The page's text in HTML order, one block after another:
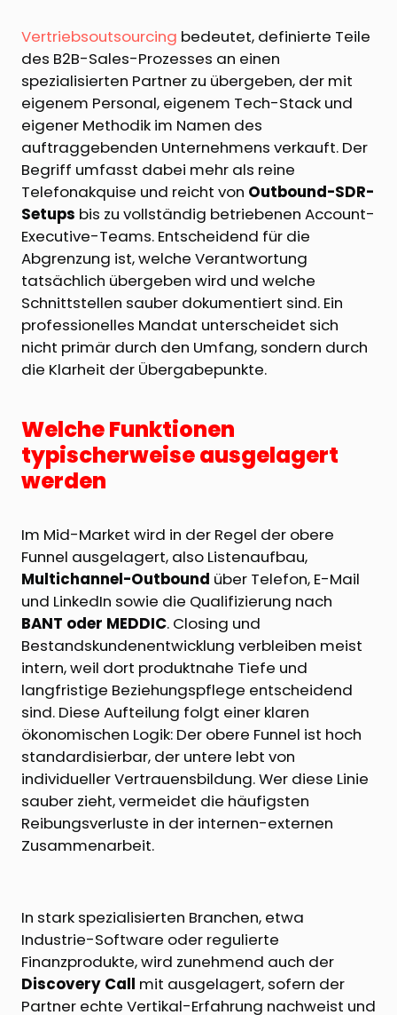
Vertriebsoutsourcing bedeutet, definierte Teile
des B2B-Sales-Prozesses an einen
spezialisierten Partner zu übergeben, der mit
eigenem Personal, eigenem Tech-Stack und
eigener Methodik im Namen des
auftraggebenden Unternehmens verkauft. Der
Begriff umfasst dabei mehr als reine
Telefonakquise und reicht von Outbound-SDR-
Setups bis zu vollständig betriebenen Account-
Executive-Teams. Entscheidend für die
Abgrenzung ist, welche Verantwortung
tatsächlich übergeben wird und welche
Schnittstellen sauber dokumentiert sind. Ein
professionelles Mandat unterscheidet sich
nicht primär durch den Umfang, sondern durch
die Klarheit der Übergabepunkte.
Welche Funktionen
typischerweise ausgelagert
werden
Im Mid-Market wird in der Regel der obere
Funnel ausgelagert, also Listenaufbau,
Multichannel-Outbound über Telefon, E-Mail
und LinkedIn sowie die Qualifizierung nach
BANT oder MEDDIC. Closing und
Bestandskundenentwicklung verbleiben meist
intern, weil dort produktnahe Tiefe und
langfristige Beziehungspflege entscheidend
sind. Diese Aufteilung folgt einer klaren
ökonomischen Logik: Der obere Funnel ist hoch
standardisierbar, der untere lebt von
individueller Vertrauensbildung. Wer diese Linie
sauber zieht, vermeidet die häufigsten
Reibungsverluste in der internen-externen
Zusammenarbeit.
In stark spezialisierten Branchen, etwa
Industrie-Software oder regulierte
Finanzprodukte, wird zunehmend auch der
Discovery Call mit ausgelagert, sofern der
Partner echte Vertikal-Erfahrung nachweist und